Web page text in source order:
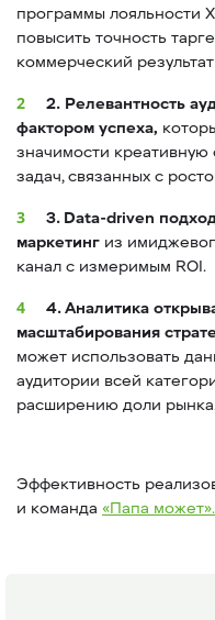
программы лояльности
повысить точность
коммерческий
2. Релевантность
фактором успеха,
значимости
задач, связанных с
3. Data-driven
маркетинг из
канал с измеримым ROI.
4. Аналитика
масштабирования
может использовать
аудитории всей
расширению доли
Эффективность
и команда «Папа может».